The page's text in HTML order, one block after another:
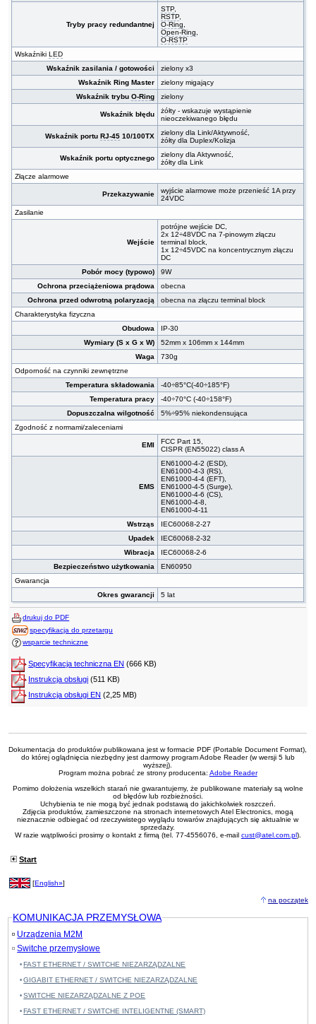
Tryby pracy redundantnej
STP,
RSTP,
O-Ring,
Open-Ring,
O-RSTP
WskaźnikiLED
Wskaźnik zasilania / gotowości
zielony x3
Wskaźnik Ring Master
zielony migający
Wskaźnik trybuO-Ring zielony
Wskaźnik błędu
żółty - wskazuje wystąpienie
nieoczekiwanego błędu
Wskaźnik portuRJ-45 10/100TX
zielony dla Link/Aktywność,
żółty dla Duplex/Kolizja
Wskaźnik portu optycznego
zielony dla Aktywność,
żółty dla Link
Złącze alarmowe
Przekazywanie
wyjście alarmowe może przenieść 1A przy
24VDC
Zasilanie
Wejście
potrójne wejście DC,
2x 12÷48VDC na 7-pinowym złączu
terminal block,
1x 12÷45VDC na koncentrycznym złączu
DC
Pobór mocy (typowo)
9W
Ochrona przeciążeniowa prądowa
obecna
Ochrona przed odwrotną polaryzacją
obecna na złączu terminal block
Charakterystyka fizyczna
Obudowa
IP-30
Wymiary (S x G x W)
52mm x 106mm x 144mm
Waga
730g
Odporność na czynniki zewnętrzne
Temperatura składowania
-40÷85°C(-40÷185°F)
Temperatura pracy
-40÷70°C (-40÷158°F)
Dopuszczalna wilgotność
5%÷95% niekondensująca
Zgodność z normami/zaleceniami
EMI
FCC Part 15,
CISPR (EN55022) class A
EMS
EN61000-4-2 (ESD),
EN61000-4-3 (RS),
EN61000-4-4 (EFT),
EN61000-4-5 (Surge),
EN61000-4-6 (CS),
EN61000-4-8,
EN61000-4-11
Wstrząs
IEC60068-2-27
Upadek
IEC60068-2-32
Wibracja
IEC60068-2-6
Bezpieczeństwo użytkowania
EN60950
Gwarancja
Okres gwarancji
5 lat
drukuj do PDF
specyfikacja do przetargu
wsparcie techniczne
Specyfikacja techniczna EN (666 KB)
Instrukcja obsługi (511 KB)
Instrukcja obsługi EN (2,25 MB)
Dokumentacja do produktów publikowana jest w formacie PDF (Portable Document Format),
do której oglądnięcia niezbędny jest darmowy program Adobe Reader (w wersji 5 lub
wyższej).
Program można pobrać ze strony producenta: Adobe Reader
Pomimo dołożenia wszelkich starań nie gwarantujemy, że publikowane materiały są wolne
od błędów lub rozbieżności.
Uchybienia te nie mogą być jednak podstawą do jakichkolwiek roszczeń.
Zdjęcia produktów, zamieszczone na stronach internetowych Atel Electronics, mogą
nieznacznie odbiegać od rzeczywistego wyglądu towarów znajdujących się aktualnie w
sprzedaży.
W razie wątpliwości prosimy o kontakt z firmą (tel. 77-4556076, e-mail cust@atel.com.pl).
Start
[English»]
na początek
KOMUNIKACJA PRZEMYSŁOWA
Urządzenia M2M
Switche przemysłowe
FAST ETHERNET / SWITCHE NIEZARZĄDZALNE
GIGABIT ETHERNET / SWITCHE NIEZARZĄDZALNE
SWITCHE NIEZARZĄDZALNE Z POE
FAST ETHERNET / SWITCHE INTELIGENTNE (SMART)